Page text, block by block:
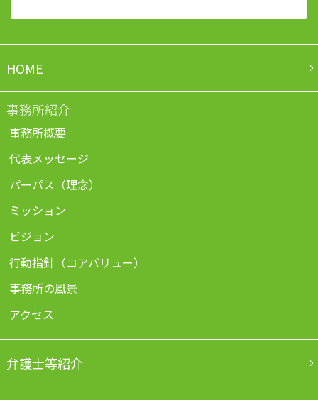
HOME
事務所紹介
事務所概要
代表メッセージ
パーパス（理念）
ミッション
ビジョン
行動指針（コアバリュー）
事務所の風景
アクセス
弁護士等紹介